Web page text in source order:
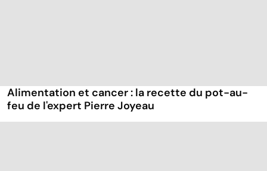
Alimentation et cancer : la recette du pot-au-
feu de l'expert Pierre Joyeau